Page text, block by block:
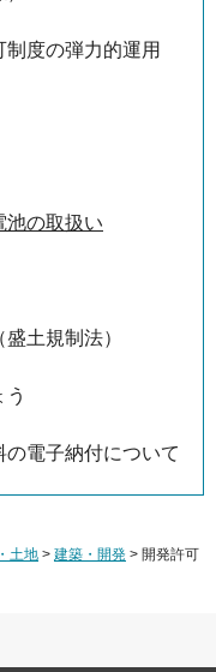
度の弾力的運用
池の取扱い
土規制法）
電子納付について
土地 > 建築・開発 > 開発許可